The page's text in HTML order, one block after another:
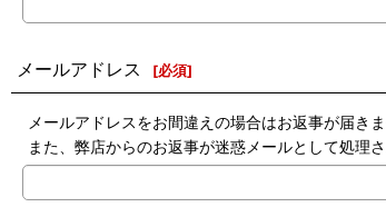
メールアドレス [必須]
メールアドレスをお間違えの場合はお返事が届き
また、弊店からのお返事が迷惑メールとして処理